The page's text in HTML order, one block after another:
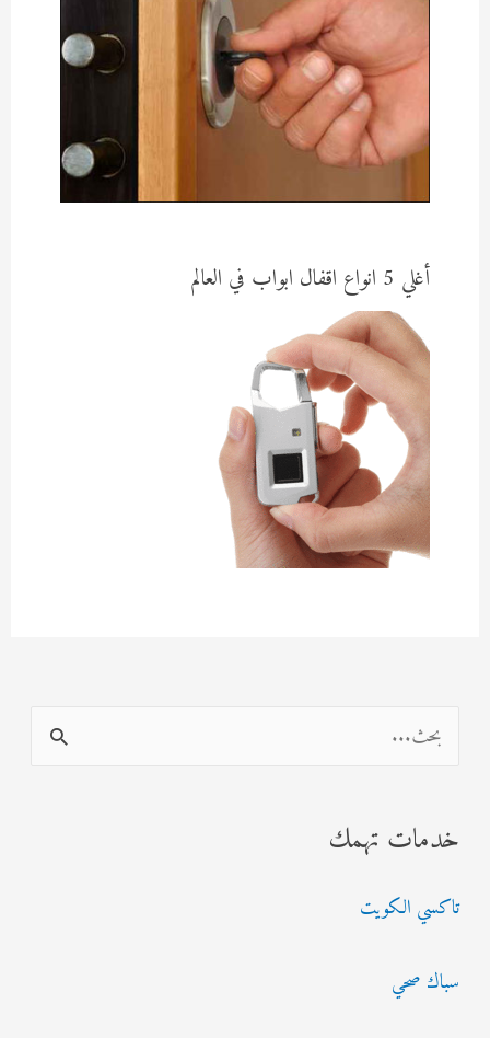
أغلي 5 انواع اقفال ابواب في العالم
ح
ع
خدمات تهمك
تاكسي الكويت
سباك صحي